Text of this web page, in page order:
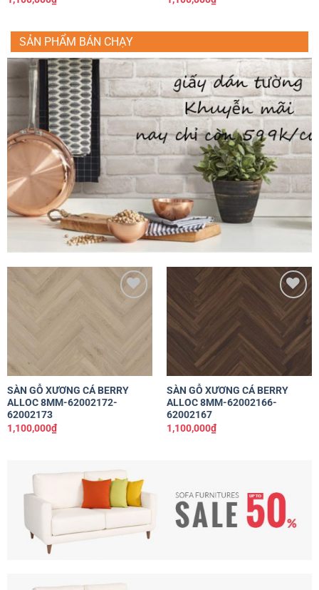
SẢN PHẨM BÁN CHẠY
SÀN GỖ XƯƠNG CÁ BERRY
ALLOC 8MM-62002172-
62002173
1,100,000₫
Yêu
thích
SÀN GỖ XƯƠNG CÁ BERRY
ALLOC 8MM-62002166-
62002167
1,100,000₫